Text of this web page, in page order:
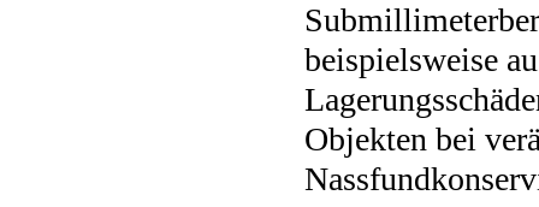
beispielsweise
Objekten bei